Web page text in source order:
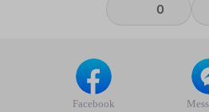
0
Facebook